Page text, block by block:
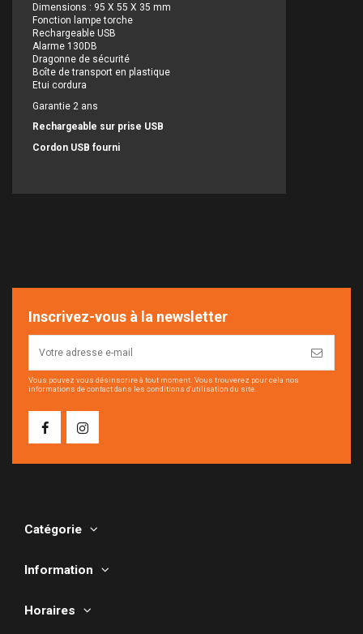
Dimensions : 95 X 55 X 35 mm
Fonction lampe torche
Rechargeable USB
Alarme 130DB
Dragonne de sécurité
Boîte de transport en plastique
Etui cordura
Garantie 2 ans
Rechargeable sur prise USB
Cordon USB fourni
Inscrivez-vous à la newsletter
Vous pouvez vous désinscrire à tout moment. Vous trouverez pour cela nos
informations de contact dans les conditions d'utilisation du site.
Catégorie
Information
Horaires